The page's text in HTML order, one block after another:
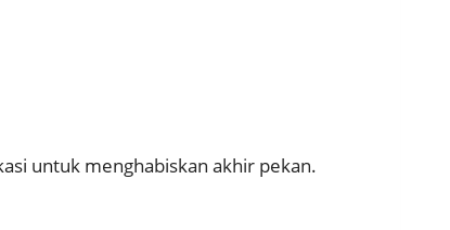
untuk menghabiskan akhir pekan.